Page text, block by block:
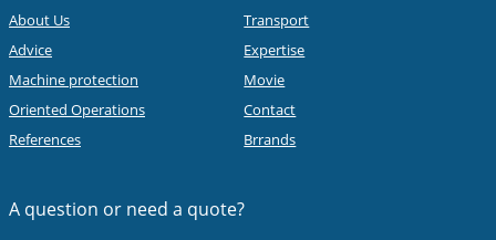
About Us
Advice
Machine protection
Oriented Operations
References
Transport
Expertise
Movie
Contact
Brrands
A question or need a quote?